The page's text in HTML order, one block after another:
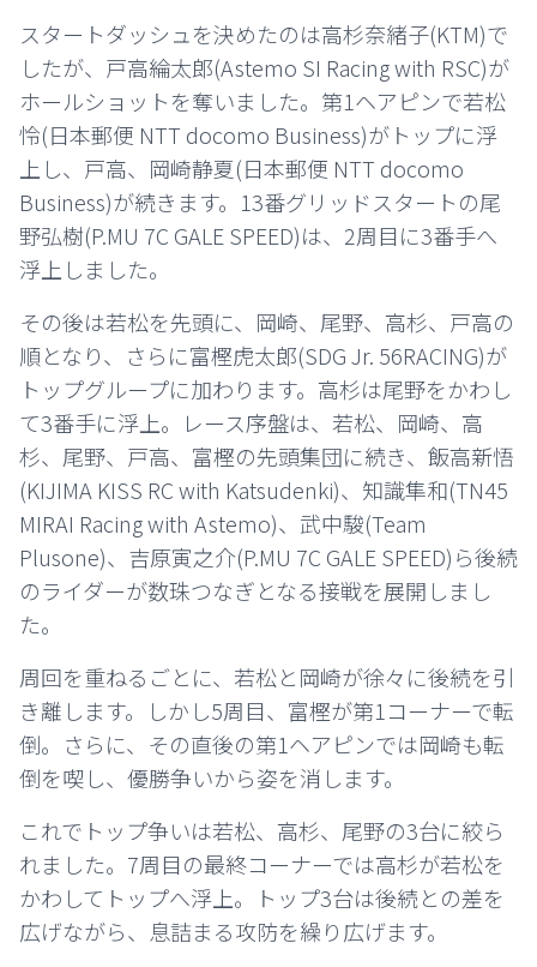
スタートダッシュを決めたのは高杉奈緒子(KTM)で
したが、 戸高綸太郎(Astemo SI Racing with RSC)が
ホールショットを奪いました。第1ヘアピンで若松
怜(日本郵便 NTT docomo Business)がトップに浮
上し、 戸高、岡崎静夏(日本郵便 NTT docomo
Business)が続きます。13番グリッドスタートの尾
野弘樹(P.MU 7C GALE SPEED)は、2周目に3番手へ
浮上しました。
その後は若松を先頭に、岡崎、尾野、高杉、戸高の
順となり、さらに富樫虎太郎(SDG Jr. 56RACING)が
トップグループに加わります。高杉は尾野をかわし
て3番手に浮上。レース序盤は、若松、岡崎、高
杉、尾野、戸高、富樫の先頭集団に続き、飯高新悟
(KIJIMA KISS RC with Katsudenki)、知識隼和(TN45
MIRAI Racing with Astemo)、武中駿(Team
Plusone)、吉原寅之介(P.MU 7C GALE SPEED)ら後続
のライダーが数珠つなぎとなる接戦を展開しまし
た。
周回を重ねるごとに、若松と岡崎が徐々に後続を引
き離します。しかし5周目、富樫が第1コーナーで転
倒。さらに、その直後の第1ヘアピンでは岡崎も転
倒を喫し、優勝争いから姿を消します。
これでトップ争いは若松、高杉、尾野の3台に絞ら
れました。7周目の最終コーナーでは高杉が若松を
かわしてトップへ浮上。トップ3台は後続との差を
広げながら、息詰まる攻防を繰り広げます。